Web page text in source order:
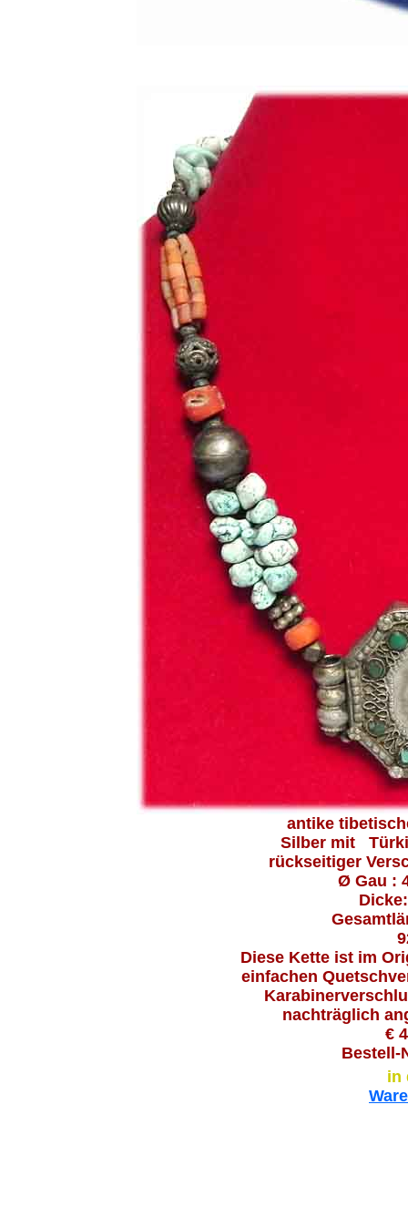
antike
Silber mit
rückseitiger
Ø Gau :
Diese Kette ist im
einfachen
nachträglich
€
Bestell-
in